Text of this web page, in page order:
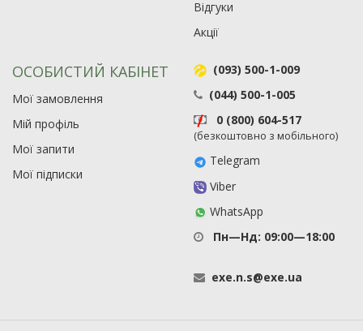
Відгуки
Акції
ОСОБИСТИЙ КАБІНЕТ
Мої замовлення
Мій профіль
Мої запити
Мої підписки
(093) 500-1-009
(044) 500-1-005
0 (800) 604-517
(безкоштовно з мобільного)
Telegram
Viber
WhatsApp
Пн—Нд: 09:00—18:00
exe.n.s@exe.ua